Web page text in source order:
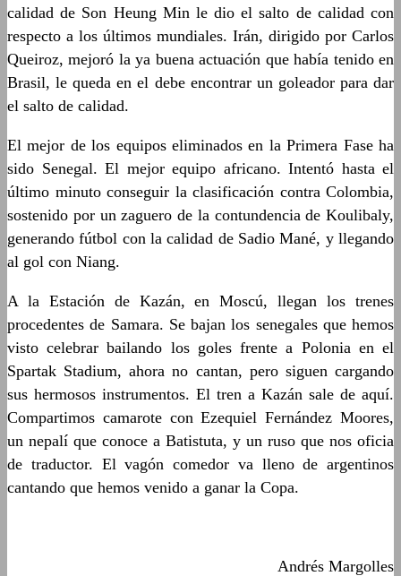
calidad de Son Heung Min le dio el salto de calidad con
respecto a los últimos mundiales. Irán, dirigido por Carlos
Queiroz, mejoró la ya buena actuación que había tenido en
Brasil, le queda en el debe encontrar un goleador para dar
el salto de calidad.
El mejor de los equipos eliminados en la Primera Fase ha
sido Senegal. El mejor equipo africano. Intentó hasta el
último minuto conseguir la clasificación contra Colombia,
sostenido por un zaguero de la contundencia de Koulibaly,
generando fútbol con la calidad de Sadio Mané, y llegando
al gol con Niang.
A la Estación de Kazán, en Moscú, llegan los trenes
procedentes de Samara. Se bajan los senegales que hemos
visto celebrar bailando los goles frente a Polonia en el
Spartak Stadium, ahora no cantan, pero siguen cargando
sus hermosos instrumentos. El tren a Kazán sale de aquí.
Compartimos camarote con Ezequiel Fernández Moores,
un nepalí que conoce a Batistuta, y un ruso que nos oficia
de traductor. El vagón comedor va lleno de argentinos
cantando que hemos venido a ganar la Copa.
Andrés Margolles